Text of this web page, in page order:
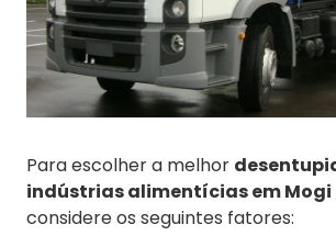
Para escolher a melhor
indústrias alimentícias em Mogi
considere os seguintes fatores: